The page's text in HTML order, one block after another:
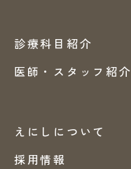
診療科目紹介
医師・スタッフ紹介
えにしについて
採用情報